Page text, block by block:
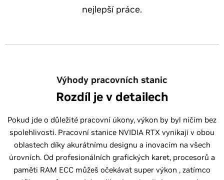
nejlepší práce.
Výhody pracovních stanic
Rozdíl je v detailech
Pokud jde o důležité pracovní úkony, výkon by byl ničím bez
spolehlivosti. Pracovní stanice NVIDIA RTX vynikají v obou
oblastech díky akurátnímu designu a inovacím na všech
úrovních. Od profesionálních grafických karet, procesorů a
paměti RAM ECC můžeš očekávat super výkon , zatímco